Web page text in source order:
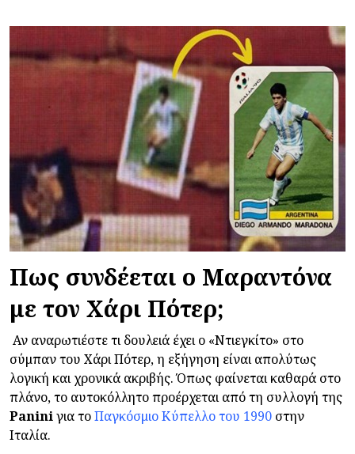
Πως συνδέεται ο Μαραντόνα
με τον Χάρι Πότερ;
Αν αναρωτιέστε τι δουλειά έχει ο «Ντιεγκίτο» στο
σύμπαν του Χάρι Πότερ, η εξήγηση είναι απολύτως
λογική και χρονικά ακριβής. Όπως φαίνεται καθαρά στο
πλάνο, το αυτοκόλλητο προέρχεται από τη συλλογή της
Paniniγια τοΠαγκόσμιο Κύπελλο του 1990 στην
Ιταλία.